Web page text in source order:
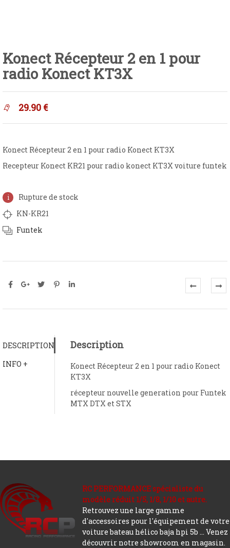
Konect Récepteur 2 en 1 pour
radio Konect KT3X
29.90 €
Konect Récepteur 2 en 1 pour radio Konect KT3X
Recepteur Konect KR21 pour radio konect KT3X voiture funtek
Rupture de stock
KN-KR21
Funtek
DESCRIPTION
INFO +
Description
Konect Récepteur 2 en 1 pour radio Konect
KT3X
récepteur nouvelle generation pour Funtek
MTX DTX et STX
RC PERFORMANCE spécialiste du
modèle réduit 1/5, 1/8, 1/10 et autre.
Retrouvez une large gamme
d'accessoires pour l'équipement de votre
voiture bateau hélico baja hpi 5b ... Venez
découvrir notre showroom en magasin.